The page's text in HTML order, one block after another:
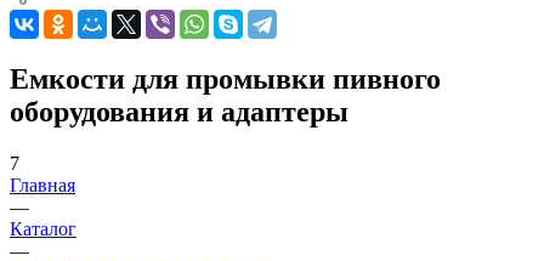
Емкости для промывки пивного
оборудования и адаптеры
7
Главная
—
Каталог
—